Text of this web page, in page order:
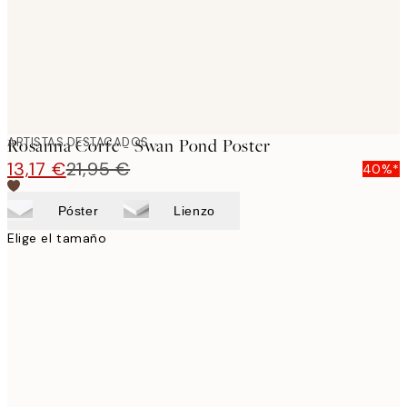
ARTISTAS DESTACADOS
Rosanna Corfe - Swan Pond Poster
13,17 €21,95 € 40%*
Póster Lienzo
Elige el tamaño